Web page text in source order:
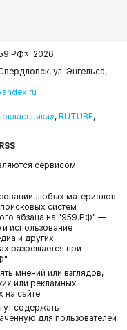
2026.
ул. Энгельса,
, RUTUBE,
RSS
сервисом
любых материалов
систем
абзаца на "959.РФ" —
использование
и других
разрешается при
мнений или взглядов,
или рекламных
сайте.
содержать
для пользователей